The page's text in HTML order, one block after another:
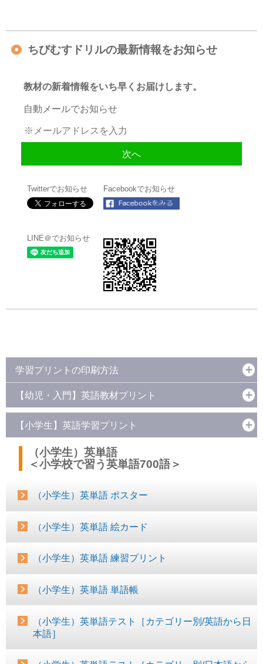
ちびむすドリルの最新情報をお知らせ
教材の新着情報をいち早くお届けします。
自動メールでお知らせ
Twitterでお知らせ Facebookでお知らせ
LINE＠でお知らせ
学習プリントの印刷方法
【幼児・入門】英語教材プリント
【小学生】英語学習プリント
（小学生）英単語
＜小学校で習う英単語700語＞
（小学生）英単語 ポスター
（小学生）英単語 絵カード
（小学生）英単語 練習プリント
（小学生）英単語 単語帳
（小学生）英単語テスト［カテゴリー別/英語から日
本語］